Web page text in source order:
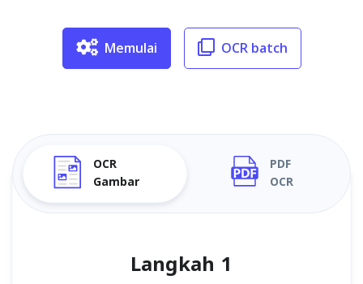
Memulai OCR batch
OCR
Gambar
PDF
OCR
Langkah 1